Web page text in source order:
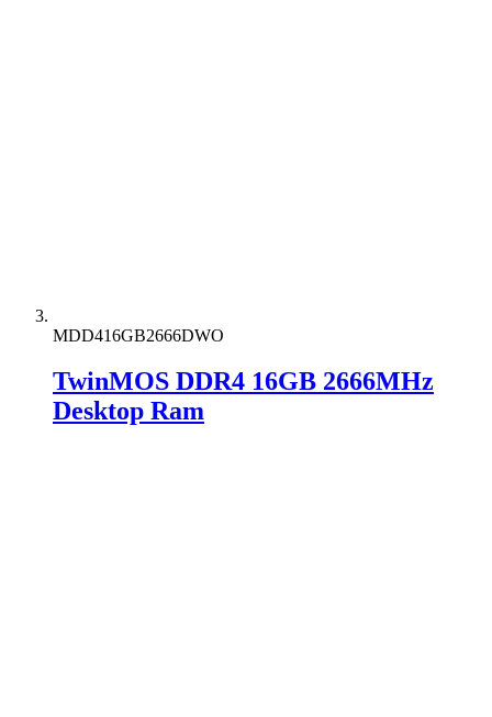
MDD416GB2666DWO
TwinMOS DDR4 16GB 2666MHz
Desktop Ram